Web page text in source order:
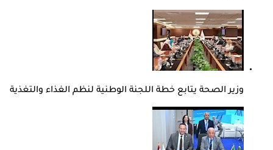
وزير الصحة يتابع خطة اللجنة الوطنية لنظم الغذاء والتغذية